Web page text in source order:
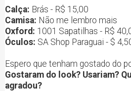
Calça: Brás - R$ 15,00
Camisa: Não me lembro mais
Oxford: 1001 Sapatilhas - R$
Óculos: SA Shop Paraguai - $
Espero que tenham gostado do
Gostaram do look? Usariam?
agradou?